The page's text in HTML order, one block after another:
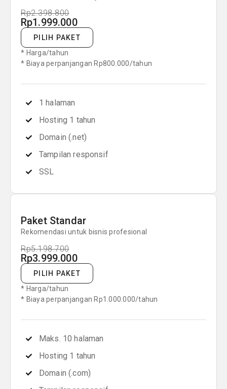
Rp2.398.800
Rp1.999.000
PILIH PAKET
* Harga/tahun
* Biaya perpanjangan Rp800.000/tahun
1 halaman
Hosting 1 tahun
Domain (.net)
Tampilan responsif
SSL
Paket Standar
Rekomendasi untuk bisnis profesional
Rp5.198.700
Rp3.999.000
PILIH PAKET
* Harga/tahun
* Biaya perpanjangan Rp1.000.000/tahun
Maks. 10 halaman
Hosting 1 tahun
Domain (.com)